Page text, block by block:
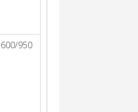
600/950